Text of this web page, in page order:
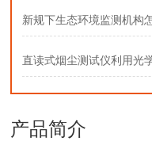
直读式烟尘测试仪利用光
产品简介